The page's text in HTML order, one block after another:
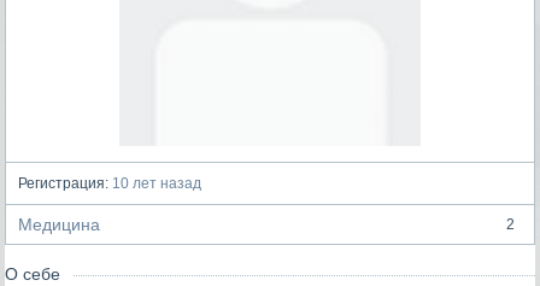
Регистрация: 10 лет назад
Медицина 2
О себе